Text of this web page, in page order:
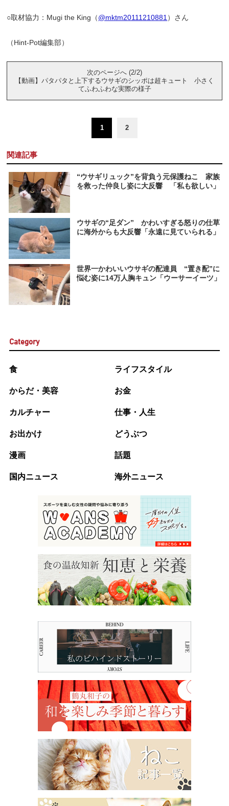
○取材協力：Mugi the King（@mktm20111210881 ）さん
（Hint-Pot編集部）
次のページへ (2/2)
【動画】パタパタと上下するウサギのシッポは超キュート 小さく
てふわふわな実際の様子
1 2
関連記事
“ウサギリュック”を背負う元保護ねこ 家族
を救った仲良し姿に大反響 「私も欲しい」
ウサギの“足ダン” かわいすぎる怒りの仕草
に海外からも大反響「永遠に見ていられる」
世界一かわいいウサギの配達員 “置き配”に
悩む姿に14万人胸キュン「ウーサーイーツ」
Category
食 ライフスタイル
からだ・美容 お金
カルチャー 仕事・人生
お出かけ どうぶつ
漫画 話題
国内ニュース 海外ニュース